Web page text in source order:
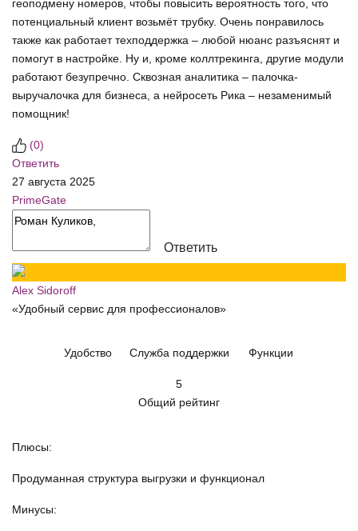
геоподмену номеров, чтобы повысить вероятность того, что
потенциальный клиент возьмёт трубку. Очень понравилось
также как работает техподдержка – любой нюанс разъяснят и
помогут в настройке. Ну и, кроме коллтрекинга, другие модули
работают безупречно. Сквозная аналитика – палочка-
выручалочка для бизнеса, а нейросеть Рика – незаменимый
помощник!
(0)
Ответить
27 августа 2025
PrimeGate
Ответить
Alex Sidoroff
«Удобный сервис для профессионалов»
Удобство Служба поддержки Функции
5
Общий рейтинг
Плюсы:
Продуманная структура выгрузки и функционал
Минусы: